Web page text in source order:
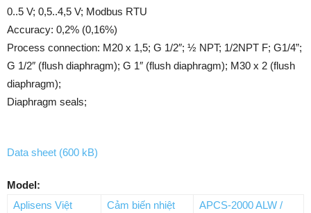
0..5 V; 0,5..4,5 V; Modbus RTU
Accuracy: 0,2% (0,16%)
Process connection: M20 x 1,5; G 1/2″; ½ NPT; 1/2NPT F; G1/4”;
G 1/2″ (flush diaphragm); G 1″ (flush diaphragm); M30 x 2 (flush
diaphragm);
Diaphragm seals;
Data sheet (600 kB)
Model:
Aplisens Việt
Cảm biến nhiệt
APCS-2000 ALW /